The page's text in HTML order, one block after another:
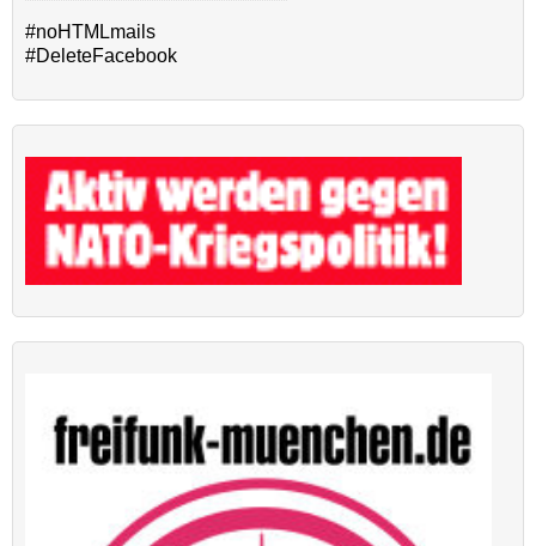
#noHTMLmails
#DeleteFacebook